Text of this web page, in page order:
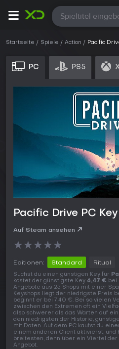
Alle
Startseite Spiele Action Pacific
PC PS5
Pacific Drive PC
Auf Steam ansehen
★★★★★
Editionen: Standard Ritual
Suchst du einen günstigen Key für
kostet der günstigste Key 6,47 € bei
Angebote aus 25 Shops mit einer
Keyshops liegt der niedrigste Preis
beginnt er bei 7,40 €. Bei so vielen
zwischen den Extremen oft ein
also schwerer als das Warten auf
den niedrigsten der Historie,
mit Daten. Auf dem PC kaufst du
einem anderen Client aktivierst, und
breitesten, denn über ein Viertel der
Angebot.